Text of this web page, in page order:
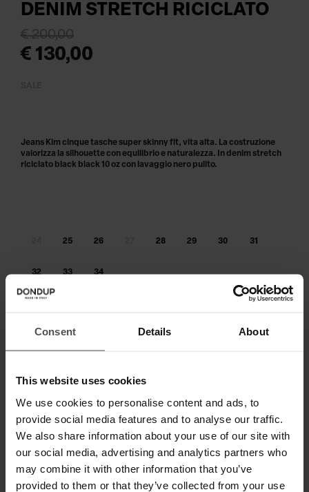
Consent Details About
This website uses cookies
We use cookies to personalise content and ads, to
provide social media features and to analyse our traffic.
We also share information about your use of our site with
our social media, advertising and analytics partners who
may combine it with other information that you’ve
provided to them or that they’ve collected from your use
DENIM STRETCH RICICLATO
€ 130,00
€ 200,00
25 26 28 29 30 31
32 33 34
Taglia non disponibile?
AGGIUNGI AL CARRELLO
Jeans Kim cinque tasche super skinny fit, vita alta. La costruzione
valorizza la silhouette con equilibrio e naturalezza. In denim stretch
riciclato black black 10 oz con lavaggio nero pulito.
SPEDIZIONE E RESO
SPECIFICHE TECNICHE